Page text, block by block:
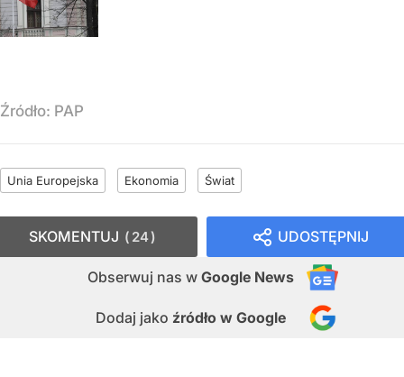
Źródło: PAP
Unia Europejska Ekonomia Świat
UDOSTĘPNIJ
Obserwuj nas w Google News
Dodaj jako źródło w Google
SKOMENTUJ 24